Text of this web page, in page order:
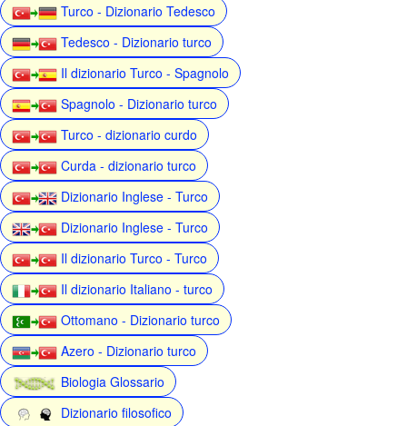
Turco - Dizionario Tedesco
Tedesco - Dizionario turco
Il dizionario Turco - Spagnolo
Spagnolo - Dizionario turco
Turco - dizionario curdo
Curda - dizionario turco
Dizionario Inglese - Turco
Dizionario Inglese - Turco
Il dizionario Turco - Turco
Il dizionario Italiano - turco
Ottomano - Dizionario turco
Azero - Dizionario turco
Biologia Glossario
Dizionario filosofico